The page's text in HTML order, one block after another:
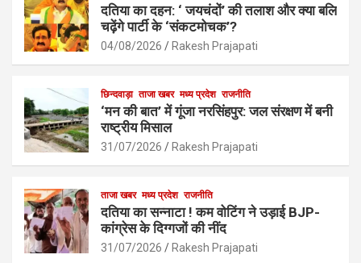
दतिया का दहन: ‘ जयचंदों’ की तलाश और क्या बलि
चढ़ेंगे पार्टी के ‘संकटमोचक’?
04/08/2026 Rakesh Prajapati
छिन्दवाड़ा ताजा खबर मध्य प्रदेश राजनीति
‘मन की बात’ में गूंजा नरसिंहपुर: जल संरक्षण में बनी
राष्ट्रीय मिसाल
31/07/2026 Rakesh Prajapati
ताजा खबर मध्य प्रदेश राजनीति
दतिया का सन्नाटा ! कम वोटिंग ने उड़ाई BJP-
कांग्रेस के दिग्गजों की नींद
31/07/2026 Rakesh Prajapati